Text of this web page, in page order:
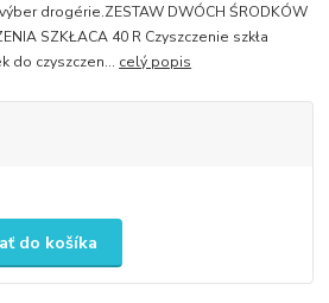
drogérie.ZESTAW DWÓCH ŚRODKÓW
SZKŁACA 40 R Czyszczenie szkła
do czyszczen... celý popis
do košíka